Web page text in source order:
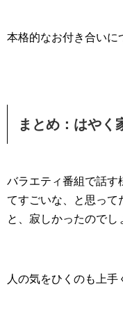
本格的なお付き合いに
まとめ：はやく
バラエティ番組で話す
てすごいな、と思って
と、寂しかったのでし
人の気をひくのも上手